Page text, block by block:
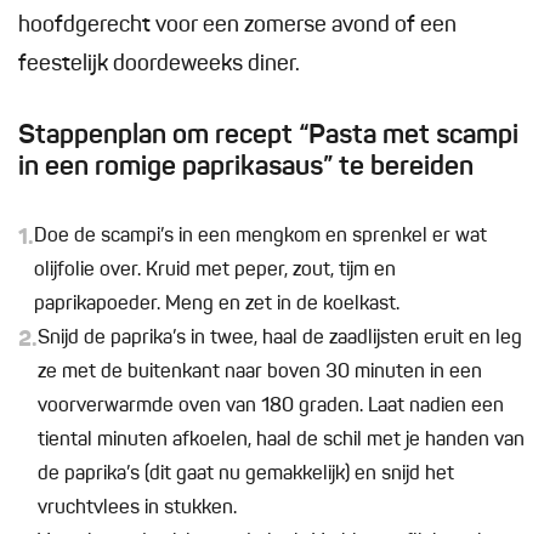
hoofdgerecht voor een zomerse avond of een
feestelijk doordeweeks diner.
Stappenplan om recept “Pasta met scampi
in een romige paprikasaus” te bereiden
1.Doe de scampi’s in een mengkom en sprenkel er wat
olijfolie over. Kruid met peper, zout, tijm en
paprikapoeder. Meng en zet in de koelkast.
2.Snijd de paprika’s in twee, haal de zaadlijsten eruit en leg
ze met de buitenkant naar boven 30 minuten in een
voorverwarmde oven van 180 graden. Laat nadien een
tiental minuten afkoelen, haal de schil met je handen van
de paprika’s (dit gaat nu gemakkelijk) en snijd het
vruchtvlees in stukken.